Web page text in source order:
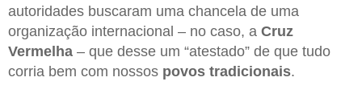
autoridades buscaram uma chancela de uma
organização internacional – no caso, a Cruz
Vermelha – que desse um “atestado” de que tudo
corria bem com nossos povos tradicionais.